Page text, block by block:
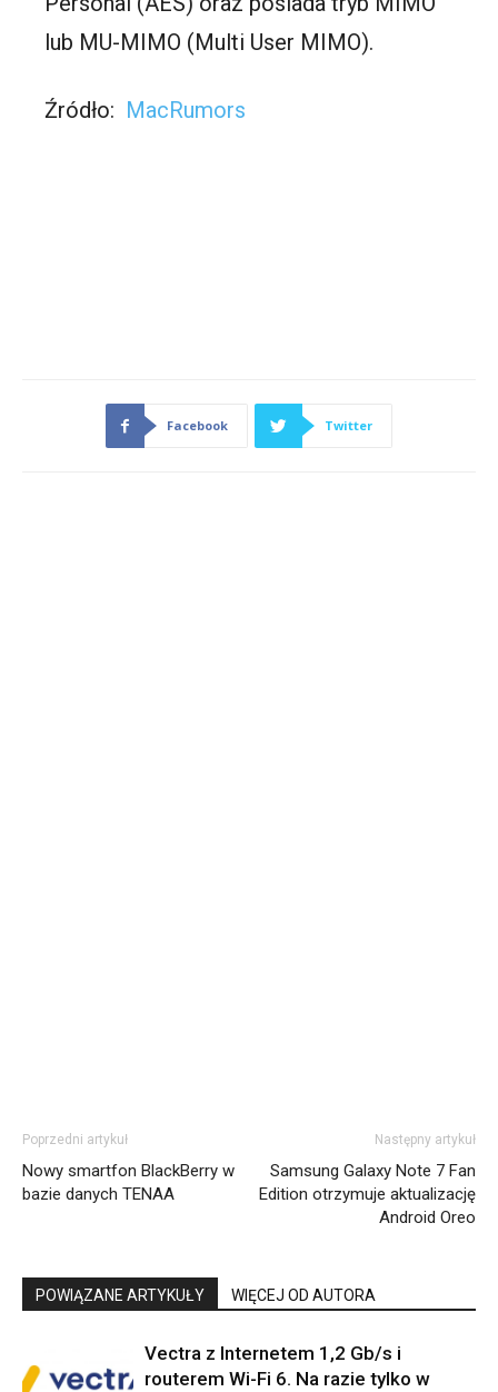
lub MU-MIMO (Multi User MIMO).
Źródło: MacRumors
Facebook Twitter
Poprzedni artykuł
Nowy smartfon BlackBerry w
bazie danych TENAA
Następny artykuł
Samsung Galaxy Note 7 Fan
Edition otrzymuje aktualizację
Android Oreo
POWIĄZANE ARTYKUŁY WIĘCEJ OD AUTORA
Vectra z Internetem 1,2 Gb/s i
routerem Wi-Fi 6. Na razie tylko w